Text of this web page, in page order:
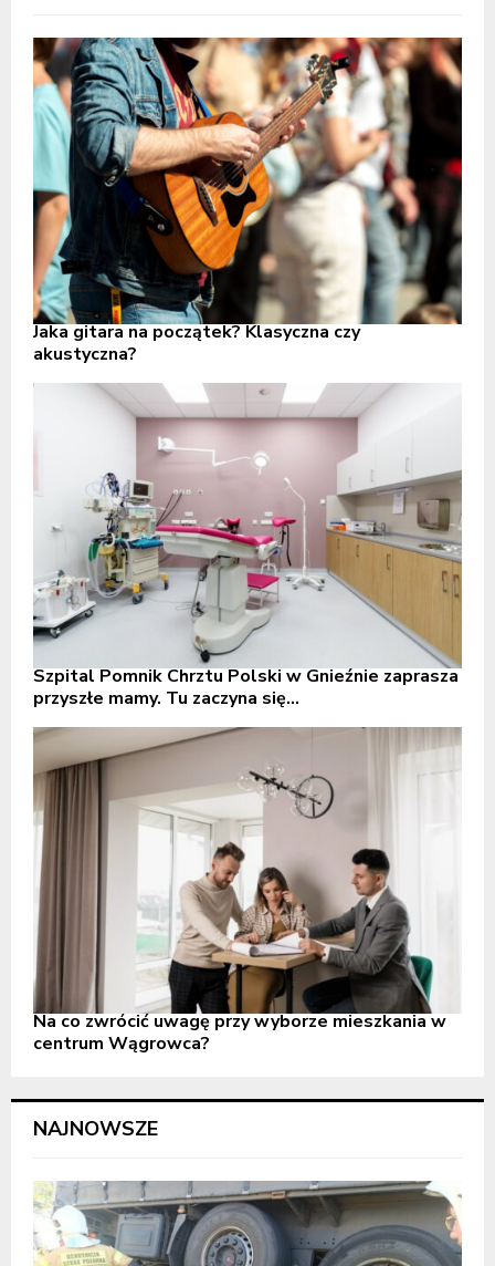
Jaka gitara na początek? Klasyczna czy
akustyczna?
Szpital Pomnik Chrztu Polski w Gnieźnie zaprasza
przyszłe mamy. Tu zaczyna się...
Na co zwrócić uwagę przy wyborze mieszkania w
centrum Wągrowca?
NAJNOWSZE